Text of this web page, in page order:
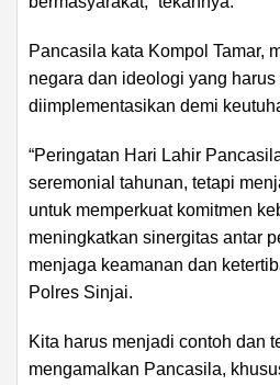
Pancasila kata Kompol Tamar,
negara dan ideologi yang
diimplementasikan demi
“Peringatan Hari Lahir
seremonial tahunan, tetapi
untuk memperkuat komitmen
meningkatkan sinergitas antar
menjaga keamanan dan
Polres Sinjai.
Kita harus menjadi contoh dan
mengamalkan Pancasila,